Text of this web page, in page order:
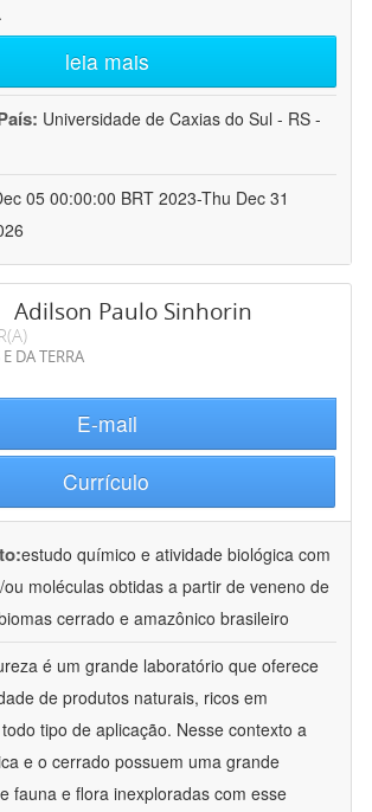
leia mais
Universidade de Caxias do Sul - RS -
05 00:00:00 BRT 2023-Thu Dec 31
Adilson Paulo Sinhorin
DA TERRA
E-mail
Currículo
estudo químico e atividade biológica com
moléculas obtidas a partir de veneno de
cerrado e amazônico brasileiro
é um grande laboratório que oferece
de produtos naturais, ricos em
tipo de aplicação. Nesse contexto a
e o cerrado possuem uma grande
fauna e flora inexploradas com esse